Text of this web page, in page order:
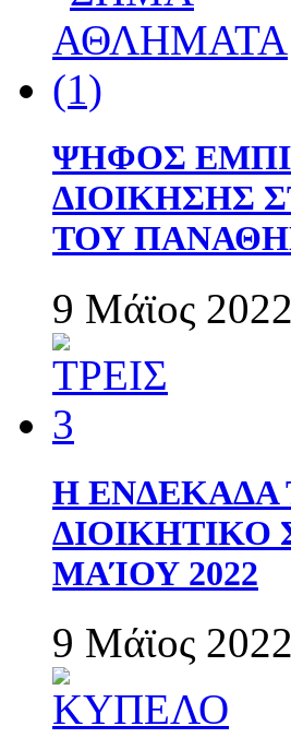
ΨΗΦΟΣ
ΔΙΟΙΚΗΣΗΣ
ΤΟΥ
9 Μάϊος 2022
Η ΕΝΔΕΚΑΔΑ
ΔΙΟΙΚΗΤΙΚΟ
ΜΑΊΟΥ 2022
9 Μάϊος 2022